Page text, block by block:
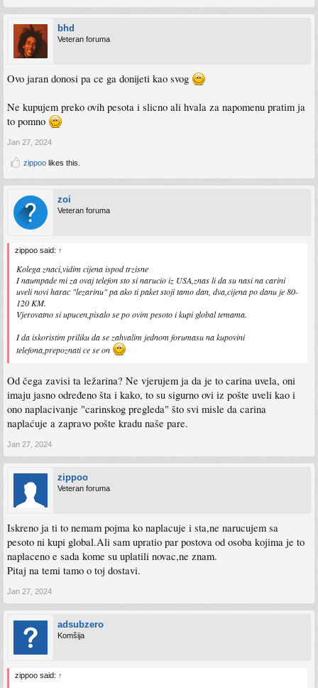
bhd
Veteran foruma
Ovo jaran donosi pa ce ga donijeti kao svog
Ne kupujem preko ovih pesota i slicno ali hvala za napomenu pratim ja
to pomno
Jan 27, 2024
zippoo likes this.
zoi
Veteran foruma
zippoo said: ↑
Kolega znaci,vidim cijena ispod trzisne
I naumpade mi za ovaj telefon sto si narucio iz USA,znas li da su nasi na carini
uveli novi harac "lezarinu" pa ako ti paket stoji tamo dan, dva,cijena po danu je 80-
120 KM.
Vjerovatno si upucen,pisalo se po ovim pesoto i kupi global temama.
I da iskoristim priliku da se zahvalim jednom forumasu na kupovini
telefona,prepoznati ce se on
Od čega zavisi ta ležarina? Ne vjerujem ja da je to carina uvela, oni
imaju jasno određeno šta i kako, to su sigurno ovi iz pošte uveli kao i
ono naplacivanje "carinskog pregleda" što svi misle da carina
naplaćuje a zapravo pošte kradu naše pare.
Jan 27, 2024
zippoo
Veteran foruma
Iskreno ja ti to nemam pojma ko naplacuje i sta,ne narucujem sa
pesoto ni kupi global.Ali sam upratio par postova od osoba kojima je to
naplaceno e sada kome su uplatili novac,ne znam.
Pitaj na temi tamo o toj dostavi.
Jan 27, 2024
adsubzero
Komšija
zippoo said: ↑